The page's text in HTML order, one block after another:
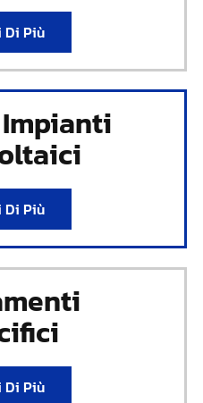
Di Più
Di Più
Di Più